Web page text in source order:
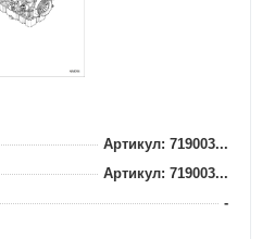
Артикул: 719003...
Артикул: 719003...
-